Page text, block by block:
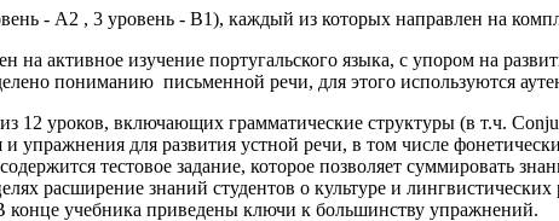
- А2 , 3 уровень - В1), каждый из которых направлен на
​​на активное изучение португальского языка, с упором на
пониманию письменной речи, для этого используются
уроков, включающих грамматические структуры (в т.ч.
упражнения для развития устной речи, в том числе
тестовое задание, которое позволяет суммировать
расширение знаний студентов о культуре и
учебника приведены ключи к большинству упражнений.